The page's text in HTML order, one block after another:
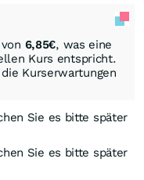
6,85€, was eine
Kurs entspricht.
Kurserwartungen
Sie es bitte später
Sie es bitte später